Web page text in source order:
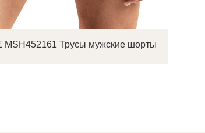
MSH452161 Трусы мужские шорты